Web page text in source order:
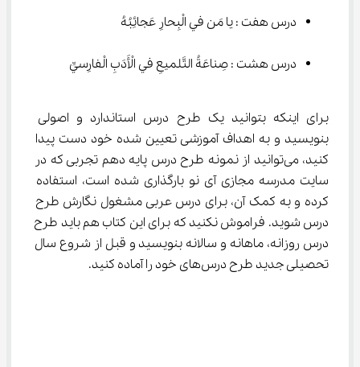
درس هفت : يا مَن في الْبِحارِ عَجائِبُهُ
درس هشت : صِناعَةُ التَّلميعِ في الْأَدَبِ الْفارِسيِّ
برای اینکه بتوانید یک طرح درس استاندارد و اصولی
بنویسید و به اهداف آموزشی تعیین شده خود دست پیدا
کنید، می‌توانید از نمونه‌ طرح درس پایه دهم تجربی که در
سایت مدرسه مجازی آی نو بارگذاری شده است، استفاده
کرده و به کمک آن، برای درس عربی مشغول نگارش طرح
درس شوید. فراموش نکنید که برای این کتاب هم باید طرح
درس روزانه، ماهانه و سالانه بنویسید و قبل از شروع سال
تحصیلی جدید طرح درس‌های خود را آماده کنید.